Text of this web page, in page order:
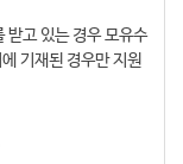
받고 있는 경우 모유수
기재된 경우만 지원